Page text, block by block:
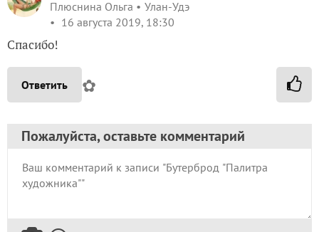
Плюснина Ольга
Улан-Удэ
16 августа 2019, 18:30
Спасибо!
Ответить ✿
Пожалуйста, оставьте комментарий